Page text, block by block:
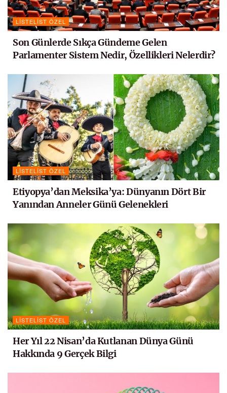
LISTELIST ÖZEL
Son Günlerde Sıkça Gündeme Gelen
Parlamenter Sistem Nedir, Özellikleri Nelerdir?
LISTELIST ÖZEL
Etiyopya’dan Meksika’ya: Dünyanın Dört Bir
Yanından Anneler Günü Gelenekleri
LISTELIST ÖZEL
Her Yıl 22 Nisan’da Kutlanan Dünya Günü
Hakkında 9 Gerçek Bilgi